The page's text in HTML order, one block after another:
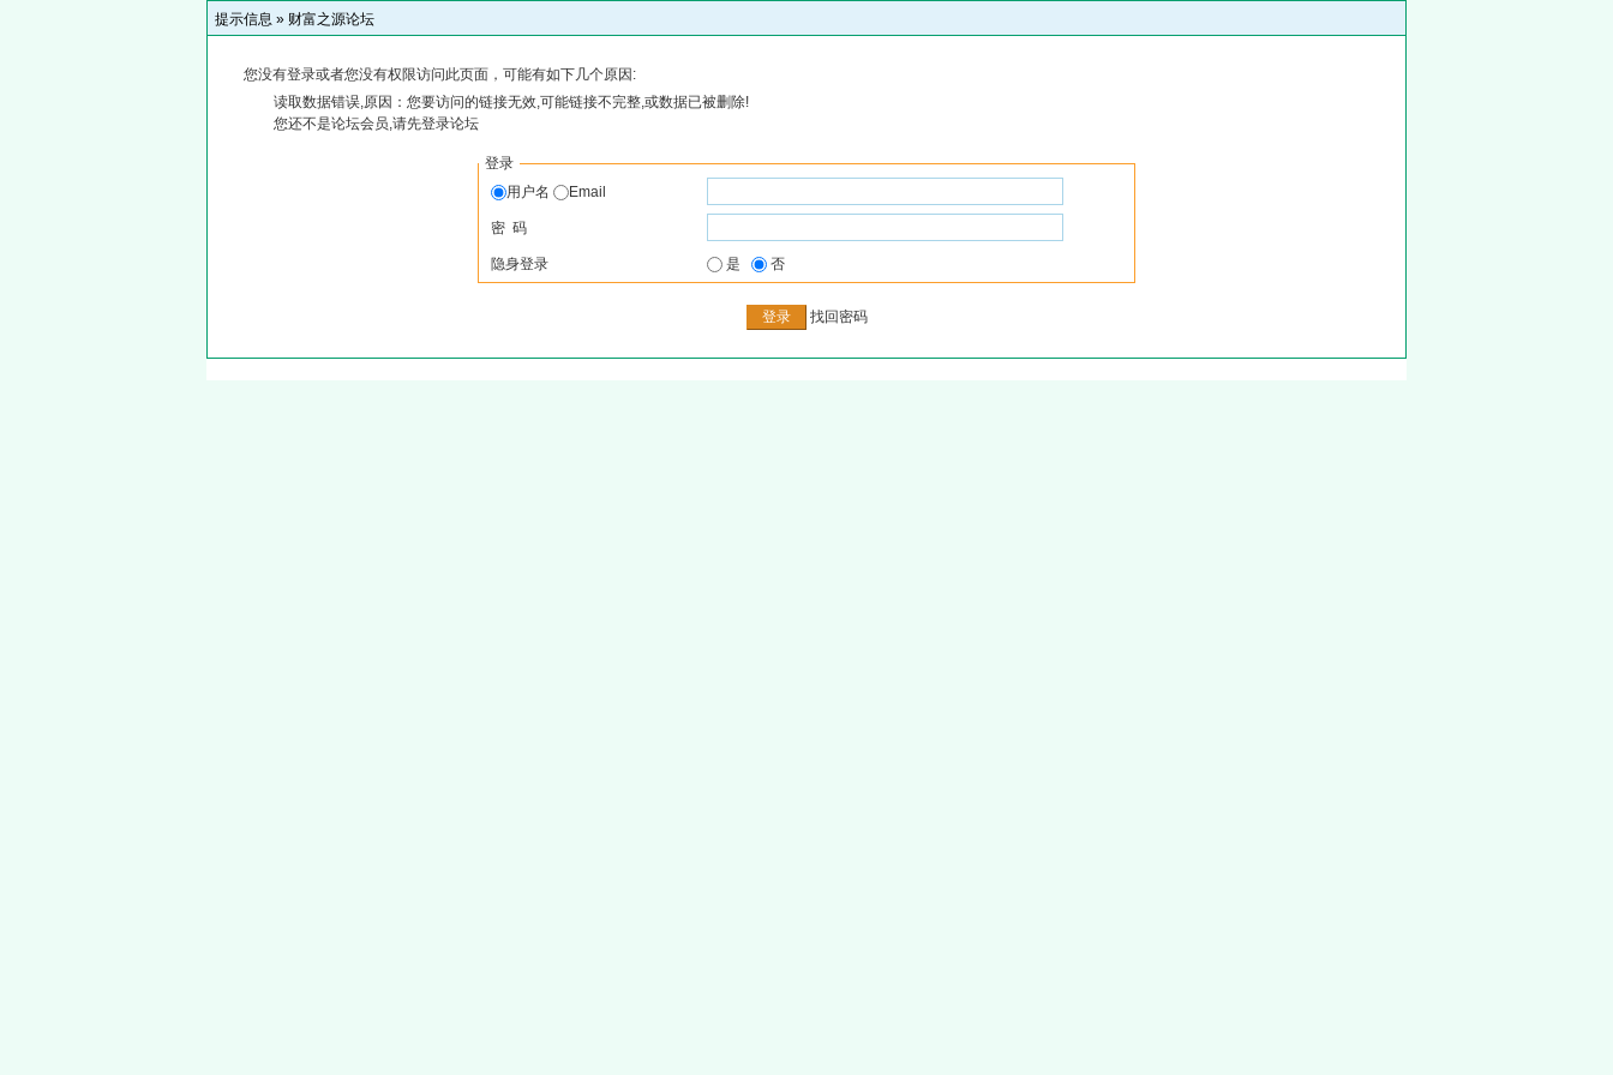
提示信息 » 财富之源论坛
您没有登录或者您没有权限访问此页面，可能有如下几个原因:
读取数据错误,原因：您要访问的链接无效,可能链接不完整,或数据已被删除!
您还不是论坛会员,请先登录论坛
登录
用户名
Email
密 码
隐身登录 是 否
找回密码